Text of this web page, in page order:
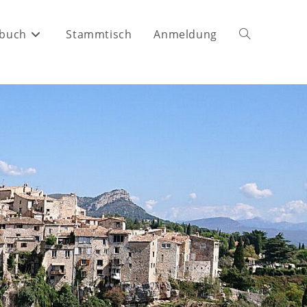
Stammtisch Anmeldung Website-
Suche